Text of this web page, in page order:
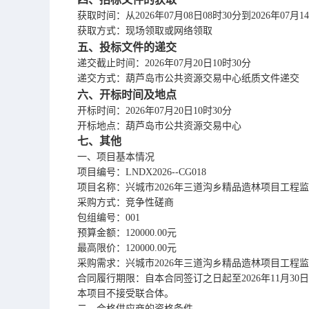
获取时间： 从2026年07月08日08时30分到2026年07月
获取方式： 现场领取或网络领取
五、投标文件的递交
递交截止时间： 2026年07月20日10时30分
递交方式： 葫芦岛市公共资源交易中心纸质文件递交
六、开标时间及地点
开标时间： 2026年07月20日10时30分
开标地点： 葫芦岛市公共资源交易中心
七、其他
一、项目基本情况
项目编号： LNDX2026--CG018
项目名称：兴城市2026年三道沟乡精品造林项目工程
采购方式：竞争性磋商
包组编号： 001
预算金额： 120000.00元
最高限价： 120000.00元
采购需求：兴城市2026年三道沟乡精品造林项目工程监
合同履行期限：自本合同签订之日起至2026年11月30日
本项目不接受联合体。